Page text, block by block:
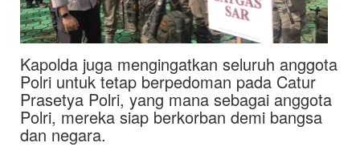
Kapolda juga mengingatkan seluruh anggota
Polri untuk tetap berpedoman pada Catur
Prasetya Polri, yang mana sebagai anggota
Polri, mereka siap berkorban demi bangsa
dan negara.